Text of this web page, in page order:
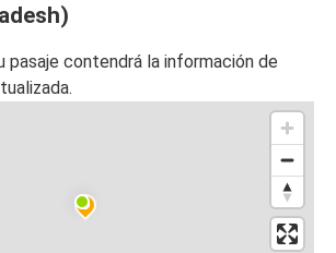
pasaje contendrá la información de